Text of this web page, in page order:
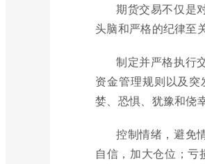
期货交易不仅是
头脑和严格的纪律至
制定并严格执行
资金管理规则以及
婪、恐惧、犹豫和侥
控制情绪，避免
自信，加大仓位；亏